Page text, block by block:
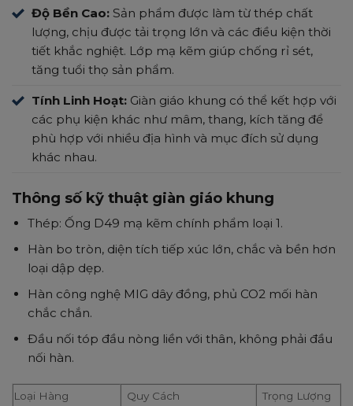
Độ Bền Cao: Sản phẩm được làm từ thép chất
lượng, chịu được tải trọng lớn và các điều kiện thời
tiết khắc nghiệt. Lớp mạ kẽm giúp chống rỉ sét,
tăng tuổi thọ sản phẩm.
Tính Linh Hoạt: Giàn giáo khung có thể kết hợp với
các phụ kiện khác như mâm, thang, kích tăng để
phù hợp với nhiều địa hình và mục đích sử dụng
khác nhau.
Thông số kỹ thuật giàn giáo khung
Thép: Ống D49 mạ kẽm chính phẩm loại 1.
Hàn bo tròn, diện tích tiếp xúc lớn, chắc và bền hơn
loại dập dẹp.
Hàn công nghệ MIG dây đồng, phủ CO2 mối hàn
chắc chắn.
Đầu nối tóp đầu nòng liền với thân, không phải đầu
nối hàn.
Loại Hàng Quy Cách
Trọng Lượng